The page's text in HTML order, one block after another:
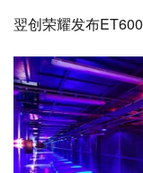
翌创荣耀发布